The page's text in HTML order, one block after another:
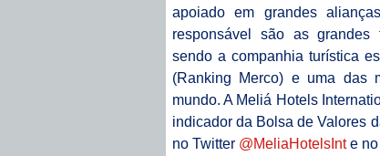
apoiado em grandes
responsável são as grandes
sendo a companhia turística
(Ranking Merco) e uma das
mundo. A Meliá Hotels
indicador da Bolsa de Valores
no Twitter @MeliaHotelsInt e